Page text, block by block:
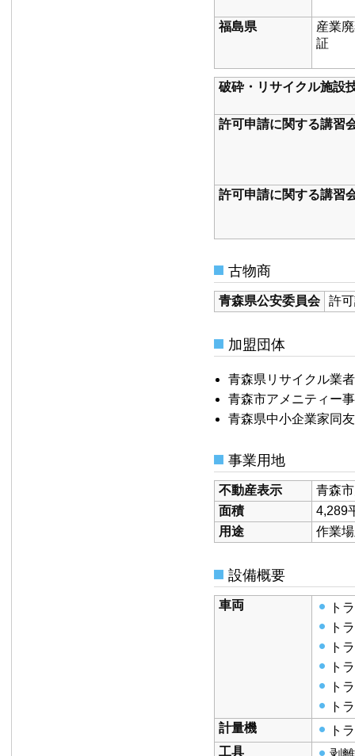
福島県
産業
証
破砕・リサイクル施設
許可申請に関する講習
許可申請に関する講習
古物商
青森県公安委員会 許
加盟団体
青森県リサイクル業
青森市アメニティー
青森県中小企業家同
事業用地
不動産表示
青森
面積
4,289
用途
作業
設備概要
車両
ト
ト
ト
ト
ト
ト
計量機
ト
工具